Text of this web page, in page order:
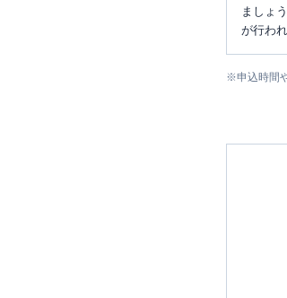
ましょ
が行われ
※申込時間